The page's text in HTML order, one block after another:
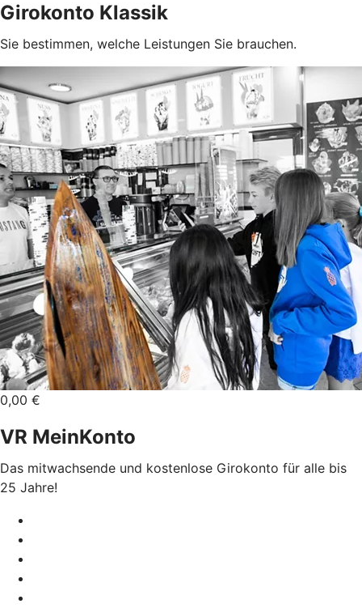
Girokonto Klassik
Sie bestimmen, welche Leistungen Sie brauchen.
0,00 €
VR MeinKonto
Das mitwachsende und kostenlose Girokonto für alle bis
25 Jahre!